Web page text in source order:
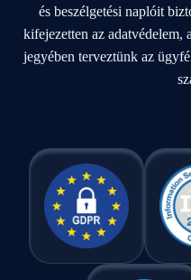
és beszélgetési naplóit
kifejezetten az adatvédelem,
jegyében terveztünk az